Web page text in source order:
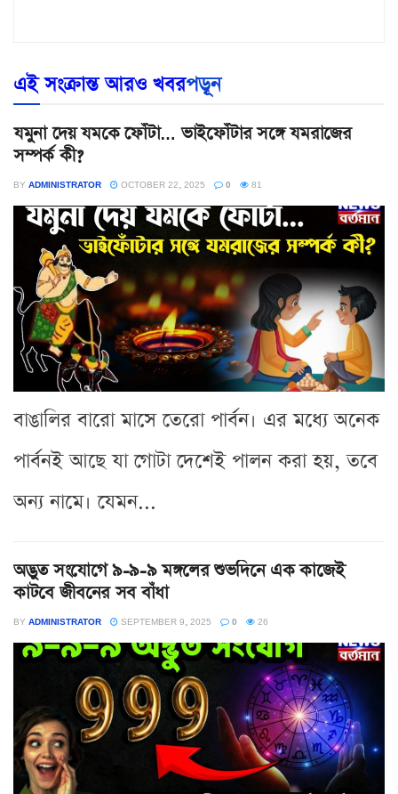
এই সংক্রান্ত আরও খবরপড়ূন
যমুনা দেয় যমকে ফোঁটা… ভাইফোঁটার সঙ্গে যমরাজের
সম্পর্ক কী?
BY ADMINISTRATOR OCTOBER 22, 2025 0 81
বাঙালির বারো মাসে তেরো পার্বন। এর মধ্যে অনেক
পার্বনই আছে যা গোটা দেশেই পালন করা হয়, তবে
অন্য নামে। যেমন...
অদ্ভুত সংযোগে ৯-৯-৯ মঙ্গলের শুভদিনে এক কাজেই
কাটবে জীবনের সব বাঁধা
BY ADMINISTRATOR SEPTEMBER 9, 2025 0 26